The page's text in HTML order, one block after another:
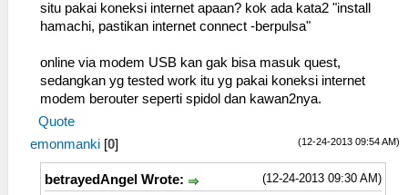
situ pakai koneksi internet apaan? kok ada kata2 "install
hamachi, pastikan internet connect -berpulsa"
online via modem USB kan gak bisa masuk quest,
sedangkan yg tested work itu yg pakai koneksi internet
modem berouter seperti spidol dan kawan2nya.
Quote
(12-24-2013 09:54 AM)
emonmanki [0]
(12-24-2013 09:30 AM)
betrayedAngel Wrote: